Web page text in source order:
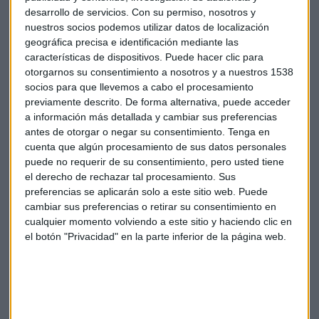
desarrollo de servicios. Con su permiso, nosotros y
nuestros socios podemos utilizar datos de localización
geográfica precisa e identificación mediante las
características de dispositivos. Puede hacer clic para
otorgarnos su consentimiento a nosotros y a nuestros 1538
socios para que llevemos a cabo el procesamiento
previamente descrito. De forma alternativa, puede acceder
a información más detallada y cambiar sus preferencias
antes de otorgar o negar su consentimiento. Tenga en
cuenta que algún procesamiento de sus datos personales
puede no requerir de su consentimiento, pero usted tiene
el derecho de rechazar tal procesamiento. Sus
preferencias se aplicarán solo a este sitio web. Puede
cambiar sus preferencias o retirar su consentimiento en
cualquier momento volviendo a este sitio y haciendo clic en
el botón "Privacidad" en la parte inferior de la página web.
El presidente ejecutivo de Puma, Bjorn Gulden, afirma que
es importante tener un nombre destacado para el
segmento de ropa de entrenamiento de mujeres, con el fin
de complementar la fortaleza de la marca en fútbol, jogging
y deportes de motor. Señala que a partir del año 2015 la
cantante tendría influencia directa en las colecciones y
participaría tanto en eventos con minoristas y
consumidores como en contenido en medios sociales.
Empresas Puma